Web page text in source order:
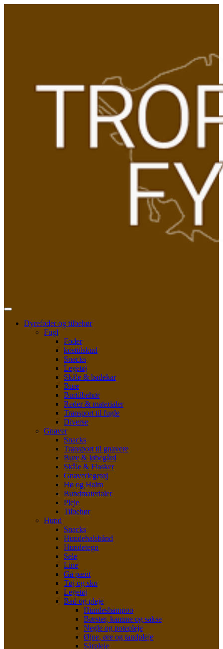
Dyrefoder og tilbehør
Fugl
Foder
kosttilskud
Snacks
Legetøj
Skåle & badekar
Bure
Burtilbehør
Reder & materialer
Transport til fugle
Diverse
Gnaver
Snacks
Transport til gnavere
Bure & løbegård
Skåle & Flasker
Gnaverlegetøj
Hø og Halm
Bundmaterialer
Pleje
Tilbehør
Hund
Snacks
Hundehalsbånd
Hundetegn
Sele
Line
Gå pænt
Tøj og sko
Legetøj
Bad og pleje
Hundeshampoo
Børster, kamme og sakse
Negle og potepleje
Øjne, øre og tandpleje
Sårpleje